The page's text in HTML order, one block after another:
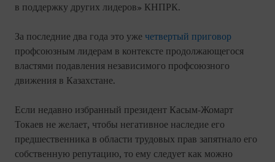
в поддержку других лидеров» КНПРК.
За последние два года это уже четвертый приговор
профсоюзным лидерам в контексте продолжающегося
властями подавления независимого профсоюзного
движения в Казахстане.
Если недавно избранный президент Касым-Жомарт
Токаев не желает, чтобы негативное наследие его
предшественника в области трудовых прав запятнало его
собственную репутацию, то ему следует как можно